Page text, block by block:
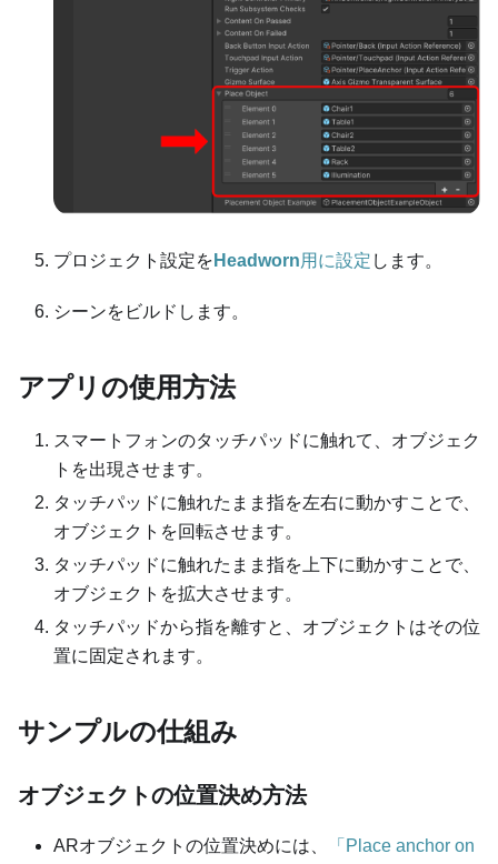
プロジェクト設定を Headworn用に設定 します。
シーンをビルドします。
アプリの使用方法
スマートフォンのタッチパッドに触れて、オブジェク
トを出現させます。
タッチパッドに触れたまま指を左右に動かすことで、
オブジェクトを回転させます。
タッチパッドに触れたまま指を上下に動かすことで、
オブジェクトを拡大させます。
タッチパッドから指を離すと、オブジェクトはその位
置に固定されます。
サンプルの仕組み
オブジェクトの位置決め方法
ARオブジェクトの位置決めには、
「Place anchor on